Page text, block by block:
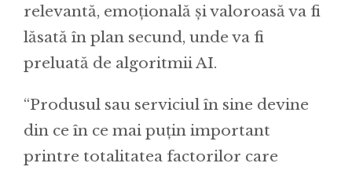
relevantă, emoțională și valoroasă va fi
lăsată în plan secund, unde va fi
preluată de algoritmii AI.
“Produsul sau serviciul în sine devine
din ce în ce mai puțin important
printre totalitatea factorilor care